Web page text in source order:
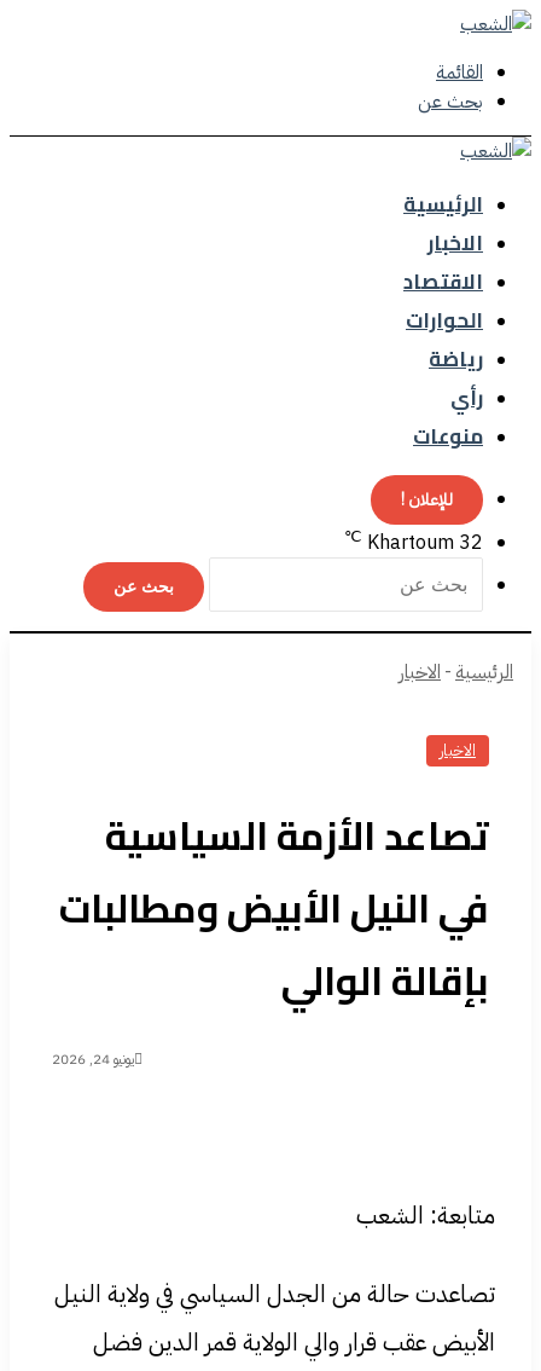
القائمة
بحث عن
الرئيسية
الاخبار
الاقتصاد
الحوارات
رياضة
رأي
منوعات
للإعلان !
Khartoum 32
℃
بحث عن
الرئيسية-الاخبار
الاخبار
تصاعد الأزمة السياسية
في النيل الأبيض ومطالبات
بإقالة الوالي
يونيو 24, 2026
متابعة: الشعب
تصاعدت حالة من الجدل السياسي في ولاية النيل
الأبيض عقب قرار والي الولاية قمر الدين فضل